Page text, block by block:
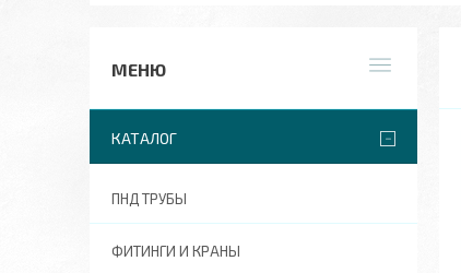
КАТАЛОГ
ПНД ТРУБЫ
ФИТИНГИ И КРАНЫ